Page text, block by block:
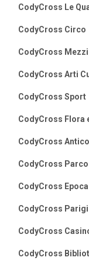
CodyCross Le
CodyCross Circo
CodyCross
CodyCross Arti
CodyCross Sport
CodyCross Flora
CodyCross
CodyCross
CodyCross
CodyCross Parigi
CodyCross
CodyCross